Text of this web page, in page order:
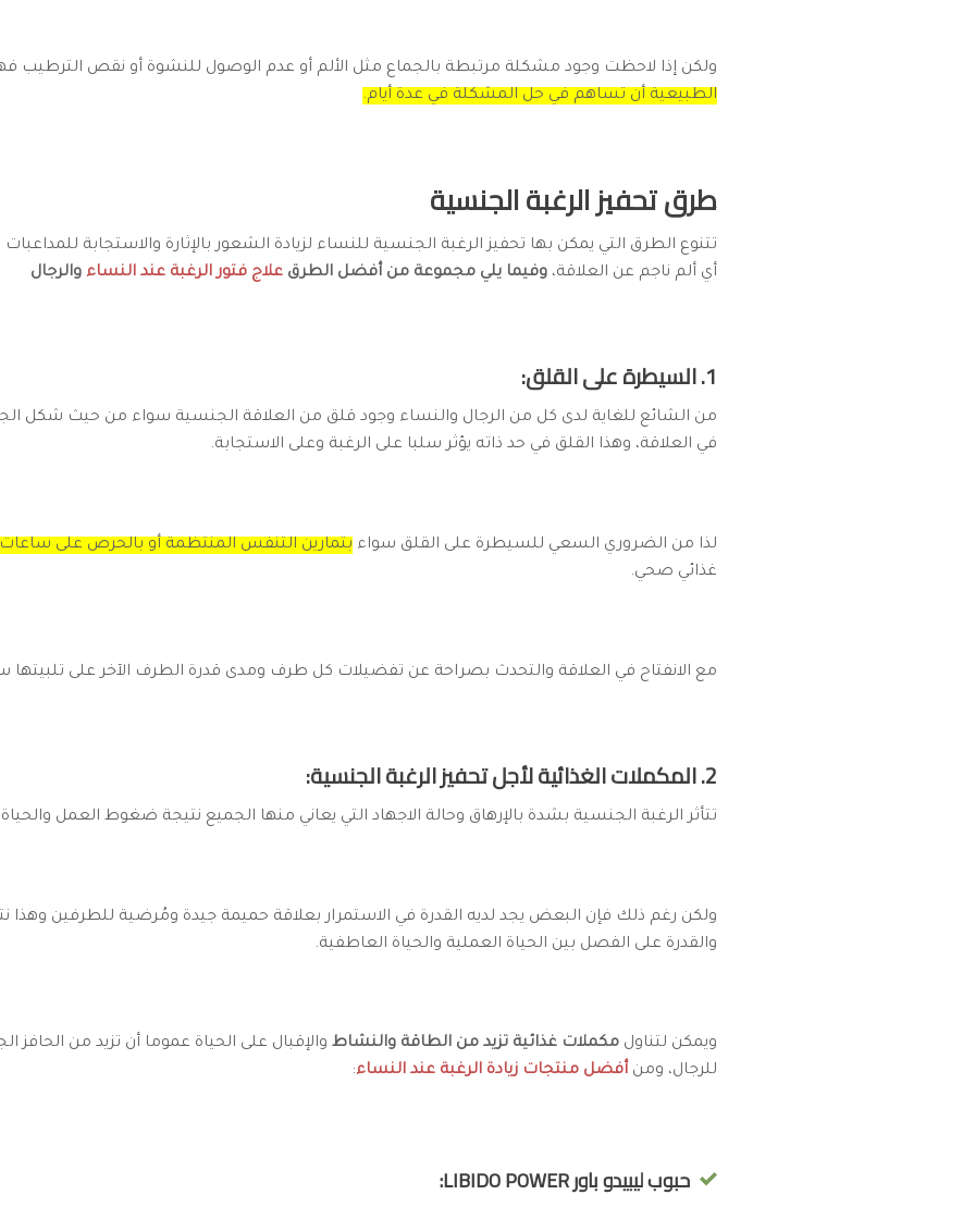
ولكن إذا لاحظت وجود مشكلة مرتبطة بالجماع مثل الألم أو عدم الوصول للنشوة أو نقص الترطيب
الطبيعية أن تساهم في حل المشكلة في عدة أيام.
طرق تحفيز الرغبة الجنسية
تتنوع الطرق التي يمكن بها تحفيز الرغبة الجنسية للنساء لزيادة الشعور بالإثارة والاستجابة
أي ألم ناجم عن العلاقة، وفيما يلي مجموعة من أفضل الطرق علاج فتور الرغبة عند النساء والرجال
1. السيطرة على القلق:
من الشائع للغاية لدى كل من الرجال والنساء وجود قلق من العلاقة الجنسية سواء من حيث شكل
في العلاقة، وهذا القلق في حد ذاته يؤثر سلبا على الرغبة وعلى الاستجابة.
لذا من الضروري السعي للسيطرة على القلق سواء بتمارين التنفس المنتظمة أو بالحرص على ساعات
غذائي صحي.
مع الانفتاح في العلاقة والتحدث بصراحة عن تفضيلات كل طرف ومدى قدرة الطرف الآخر على تلبيتها
2. المكملات الغذائية لأجل تحفيز الرغبة الجنسية:
تتأثر الرغبة الجنسية بشدة بالإرهاق وحالة الاجهاد التي يعاني منها الجميع نتيجة ضغوط العمل والحياة.
ولكن رغم ذلك فإن البعض يجد لديه القدرة في الاستمرار بعلاقة حميمة جيدة ومُرضية للطرفين وهذا
والقدرة على الفصل بين الحياة العملية والحياة العاطفية.
ويمكن لتناول مكملات غذائية تزيد من الطاقة والنشاط والإقبال على الحياة عموما أن تزيد من
للرجال، ومن أفضل منتجات زيادة الرغبة عند النساء:
حبوب ليبيدو باور LIBIDO POWER: